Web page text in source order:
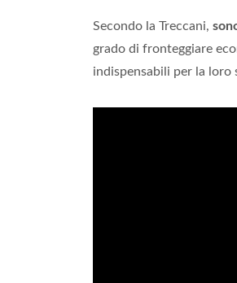
Secondo la Treccani,
grado di fronteggiare
indispensabili per la loro